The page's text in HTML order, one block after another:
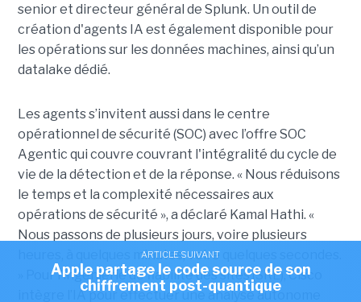
senior et directeur général de Splunk. Un outil de
création d'agents IA est également disponible pour
les opérations sur les données machines, ainsi qu’un
datalake dédié.
Les agents s’invitent aussi dans le centre
opérationnel de sécurité (SOC) avec l’offre SOC
Agentic qui couvre couvrant l'intégralité du cycle de
vie de la détection et de la réponse. « Nous réduisons
le temps et la complexité nécessaires aux
opérations de sécurité », a déclaré Kamal Hathi. «
Nous passons de plusieurs jours, voire plusieurs
heures, à quelques minutes, voire quelques secondes.
» Pour l’ingénierie de fiabilité des sites (SRE), Cisco
intègre l’IA pour effectuer une analyse autonome
ARTICLE SUIVANT
Apple partage le code source de son
chiffrement post-quantique